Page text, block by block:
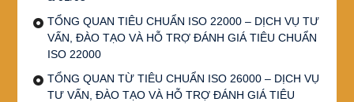
TỔNG QUAN TIÊU CHUẨN ISO 22000 – DỊCH VỤ TƯ
VẤN, ĐÀO TẠO VÀ HỖ TRỢ ĐÁNH GIÁ TIÊU CHUẨN
ISO 22000
TỔNG QUAN TỪ TIÊU CHUẨN ISO 26000 – DỊCH VỤ
TƯ VẤN, ĐÀO TẠO VÀ HỖ TRỢ ĐÁNH GIÁ TIÊU